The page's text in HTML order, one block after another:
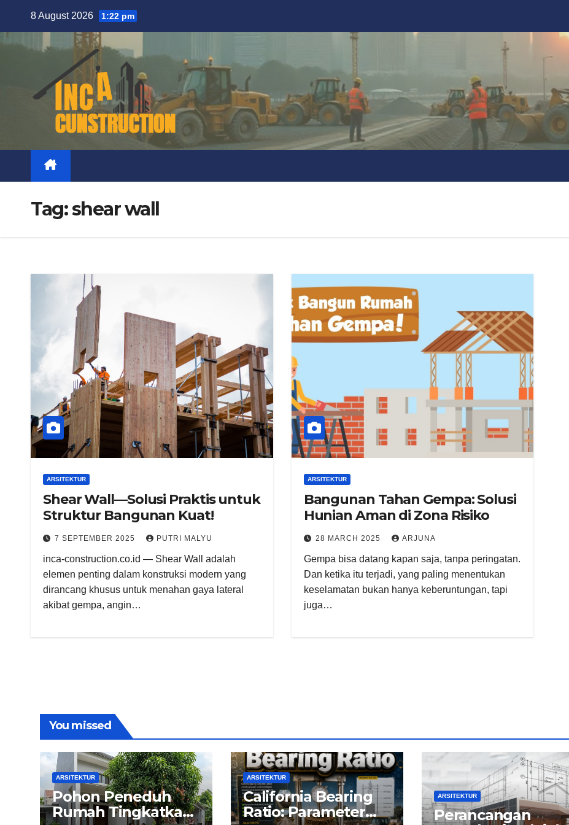
content
8 August 2026 1:22 pm
Tag:shear wall
ARSITEKTUR
Shear Wall—Solusi Praktis untuk
Struktur Bangunan Kuat!
7 SEPTEMBER 2025 PUTRI MALYU
inca-construction.co.id — Shear Wall adalah
elemen penting dalam konstruksi modern yang
dirancang khusus untuk menahan gaya lateral
akibat gempa, angin…
ARSITEKTUR
Bangunan Tahan Gempa: Solusi
Hunian Aman di Zona Risiko
28 MARCH 2025 ARJUNA
Gempa bisa datang kapan saja, tanpa peringatan.
Dan ketika itu terjadi, yang paling menentukan
keselamatan bukan hanya keberuntungan, tapi
juga…
You missed
ARSITEKTUR
Pohon Peneduh
Rumah Tingkatkan
ARSITEKTUR
California Bearing
Ratio: Parameter
ARSITEKTUR
Perancangan